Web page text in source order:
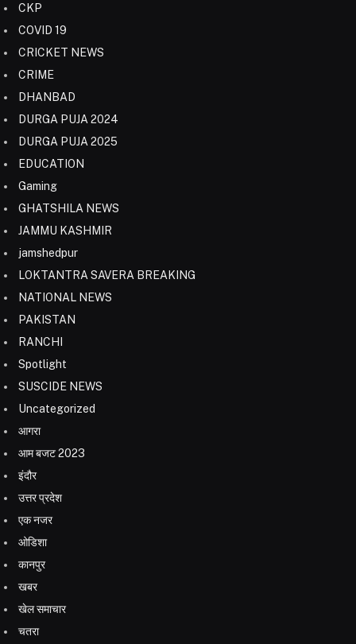
CKP
COVID 19
CRICKET NEWS
CRIME
DHANBAD
DURGA PUJA 2024
DURGA PUJA 2025
EDUCATION
Gaming
GHATSHILA NEWS
JAMMU KASHMIR
jamshedpur
LOKTANTRA SAVERA BREAKING
NATIONAL NEWS
PAKISTAN
RANCHI
Spotlight
SUSCIDE NEWS
Uncategorized
आगरा
आम बजट 2023
इंदौर
उत्तर प्रदेश
एक नजर
ओडिशा
कानपुर
खबर
खेल समाचार
चतरा